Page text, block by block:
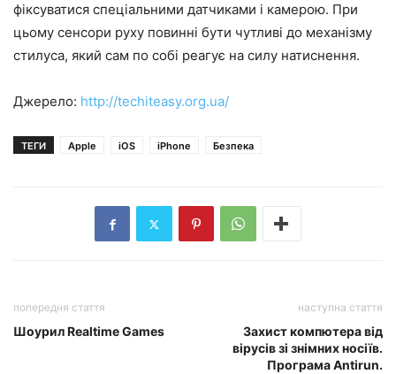
фіксуватися спеціальними датчиками і камерою. При
цьому сенсори руху повинні бути чутливі до механізму
стилуса, який сам по собі реагує на силу натиснення.
Джерело: http://techiteasy.org.ua/
ТЕГИ Apple iOS iPhone Безпека
попередня стаття
Шоурил Realtime Games
наступна стаття
Захист компютера від
вірусів зі знімних носіїв.
Програма Antirun.